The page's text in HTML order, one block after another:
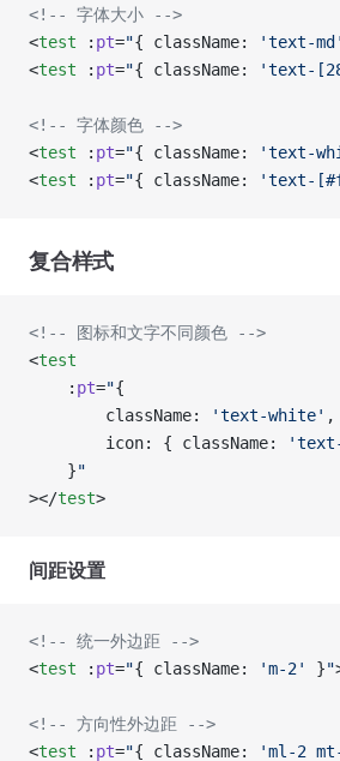
<!-- 字体大小 -->
<test : pt="{ className: 'text-md'
<test : pt="{ className: 'text-
<!-- 字体颜色 -->
<test : pt="{ className: 'text-
<test : pt="{ className: 'text-
复合样式
<!-- 图标和文字不同颜色 -->
<test
	:
pt="{
		className:
'text-white' ,
		icon: { className:
	}
"
></test>
间距设置
<!-- 统一外边距 -->
<test : pt="{ className: 'm-2' }"
<!-- 方向性外边距 -->
<test : pt="{ className: 'ml-2